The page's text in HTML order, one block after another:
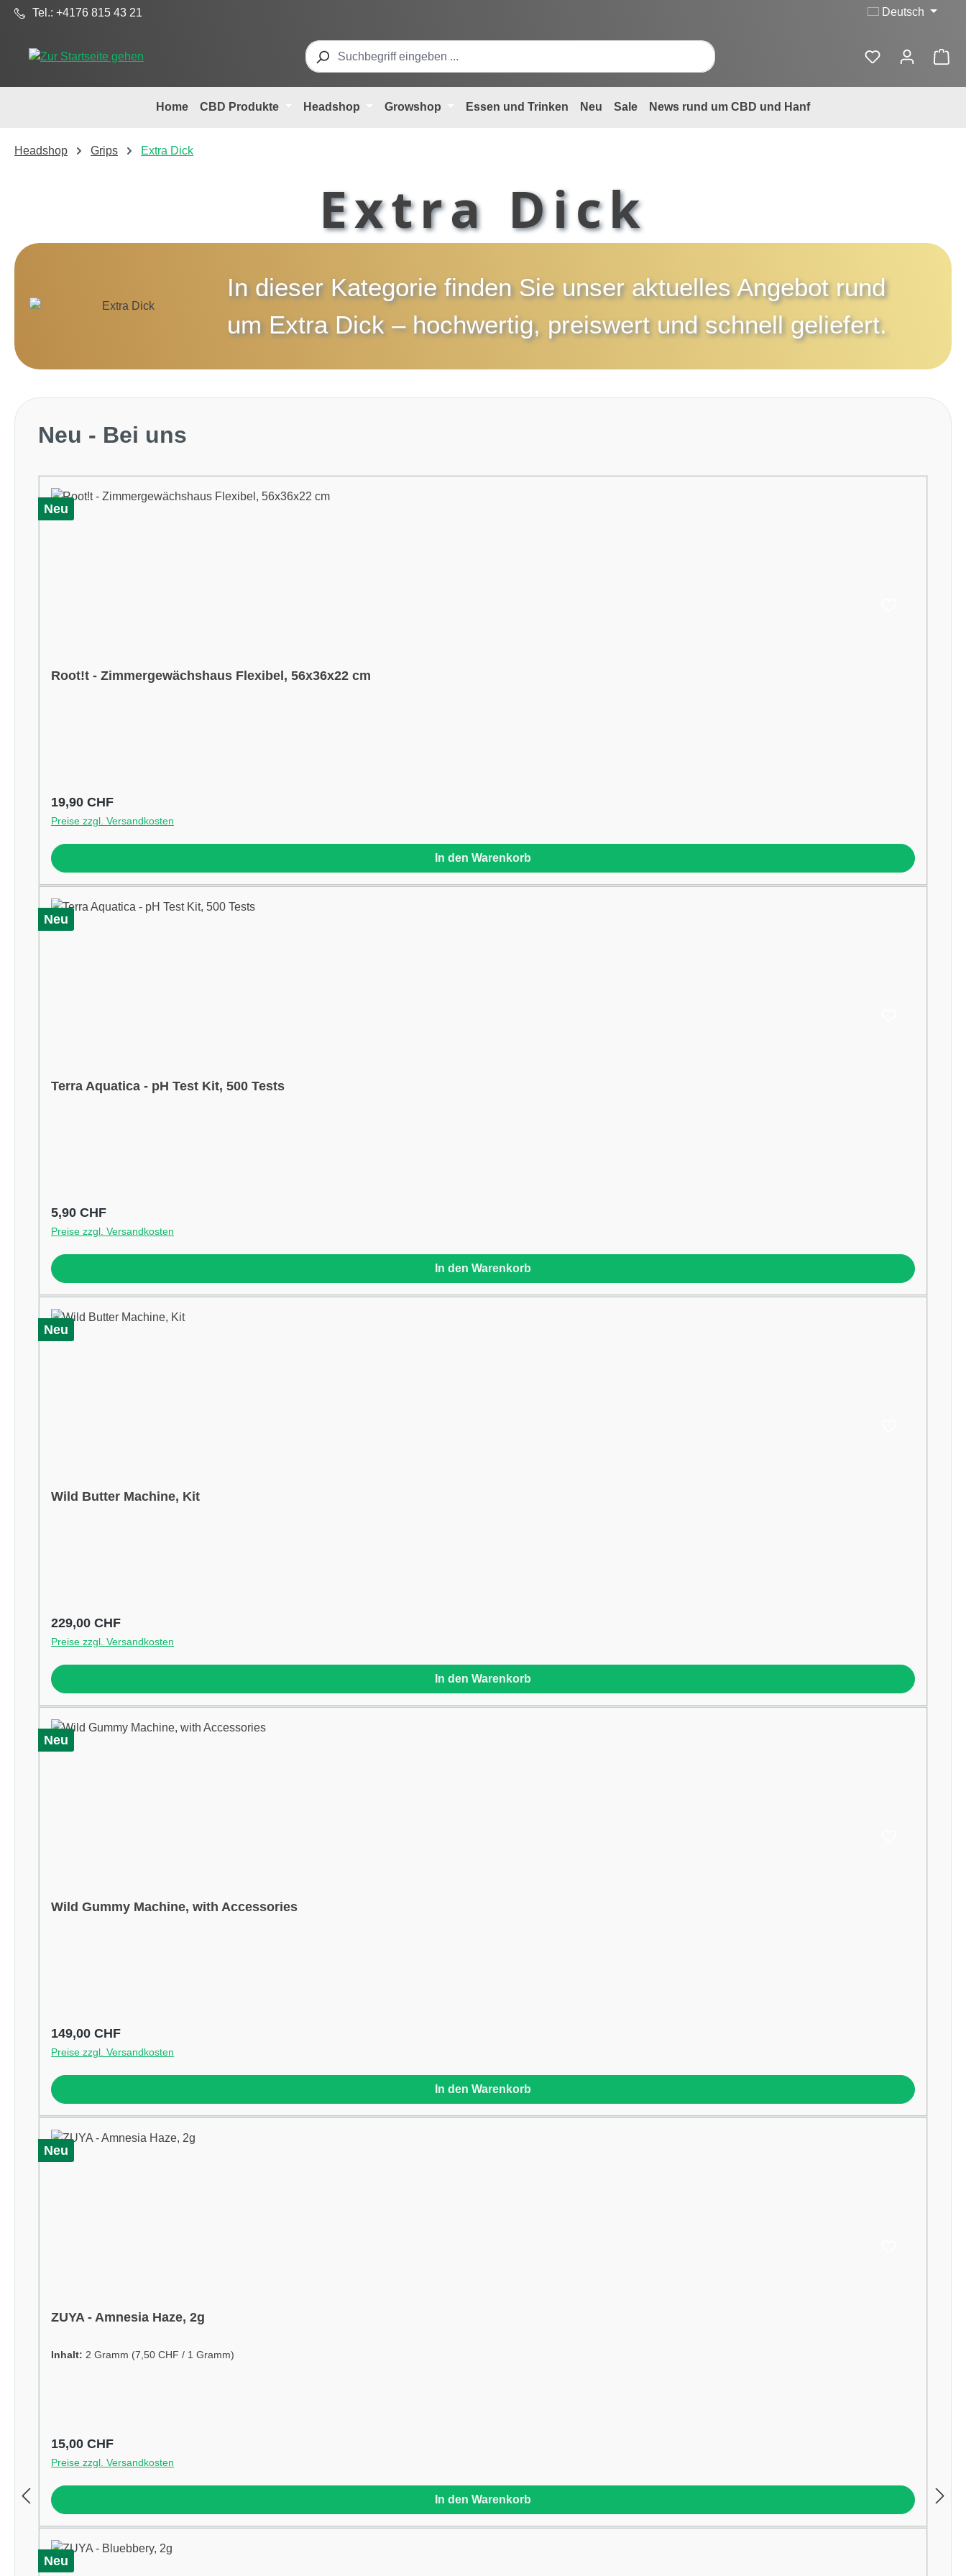
Hauptinhalt springen
Zur Suche springen
Zur Hauptnavigation springen
Tel.: +4176 815 43 21 Deutsch
Home CBD Produkte Headshop Growshop Essen und Trinken Neu Sale News rund um CBD und Hanf
Headshop Grips Extra Dick
Extra Dick
In dieser Kategorie finden Sie unser aktuelles Angebot rund
um Extra Dick– hochwertig, preiswert und schnell geliefert.
Produktgalerie überspringen
Neu - Bei uns
Neu
Root!t - Zimmergewächshaus Flexibel, 56x36x22 cm
Regulärer Preis:
19,90 CHF
Preise zzgl. Versandkosten
In den Warenkorb
Neu
Terra Aquatica - pH Test Kit, 500 Tests
Regulärer Preis:
5,90 CHF
Preise zzgl. Versandkosten
In den Warenkorb
Neu
Wild Butter Machine, Kit
Regulärer Preis:
229,00 CHF
Preise zzgl. Versandkosten
In den Warenkorb
Neu
Wild Gummy Machine, with Accessories
Regulärer Preis:
149,00 CHF
Preise zzgl. Versandkosten
In den Warenkorb
Neu
ZUYA - Amnesia Haze, 2g
Inhalt: 2 Gramm (7,50 CHF / 1 Gramm)
Regulärer Preis:
15,00 CHF
Preise zzgl. Versandkosten
In den Warenkorb
Neu